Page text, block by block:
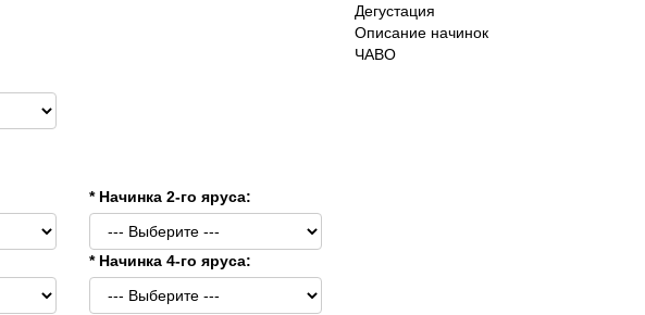
* Начинка 2-го яруса:
* Начинка 4-го яруса:
Дегустация
Описание начинок
ЧАВО